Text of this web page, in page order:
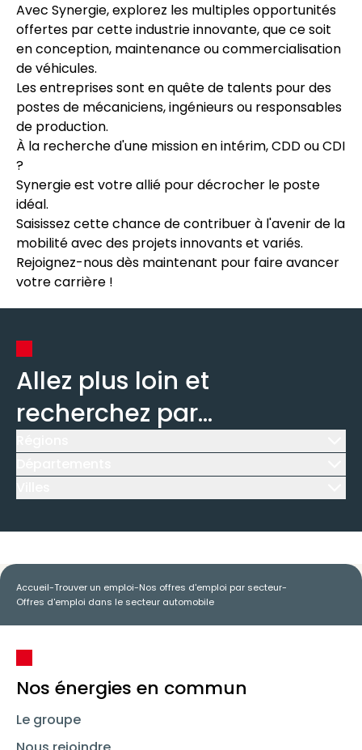
Avec Synergie, explorez les multiples opportunités
offertes par cette industrie innovante, que ce soit
en conception, maintenance ou commercialisation
de véhicules.
Les entreprises sont en quête de talents pour des
postes de mécaniciens, ingénieurs ou responsables
de production.
À la recherche d'une mission en intérim, CDD ou CDI
?
Synergie est votre allié pour décrocher le poste
idéal.
Saisissez cette chance de contribuer à l'avenir de la
mobilité avec des projets innovants et variés.
Rejoignez-nous dès maintenant pour faire avancer
votre carrière !
Allez plus loin et
recherchez par...
Accueil-Trouver un emploi-Nos offres d'emploi par secteur-
Offres d'emploi dans le secteur automobile
Nos énergies en commun
Le groupe